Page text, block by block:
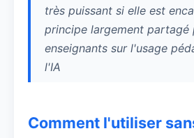
très puissant si elle est
principe largement partagé
enseignants sur l'usage
l'IA
Comment l'utiliser